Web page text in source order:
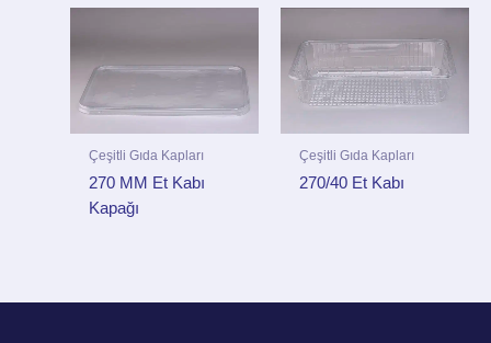
Çeşitli Gıda Kapları
270 MM Et Kabı
Kapağı
Çeşitli Gıda Kapları
270/40 Et Kabı